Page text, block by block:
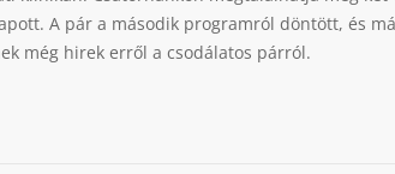
A pár a második programról döntött, és
még hirek erről a csodálatos párról.